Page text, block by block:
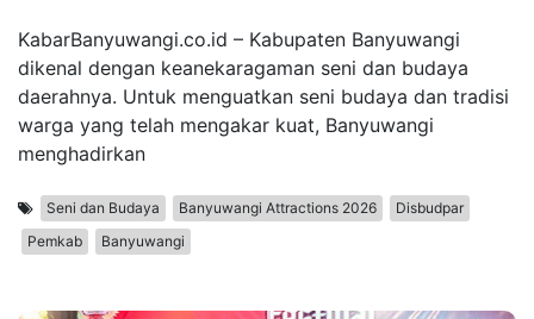
KabarBanyuwangi.co.id – Kabupaten Banyuwangi
dikenal dengan keanekaragaman seni dan budaya
daerahnya. Untuk menguatkan seni budaya dan tradisi
warga yang telah mengakar kuat, Banyuwangi
menghadirkan
Seni dan Budaya Banyuwangi Attractions 2026
Disbudpar
Pemkab
Banyuwangi